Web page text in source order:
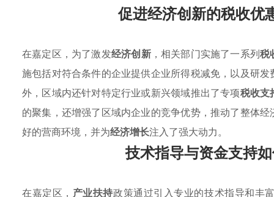
促进经济创新的税收优
在嘉定区，为了激发经济创新，相关部门实施了一系列税
施包括对符合条件的企业提供企业所得税减免，以及研
外，区域内还针对特定行业或新兴领域推出了专项税收支
的聚集，还增强了区域内企业的竞争优势，推动了整体
好的营商环境，并为经济增长注入了强大动力。
技术指导与资金支持
在嘉定区， 产业扶持政策通过引入专业的技术指导和丰